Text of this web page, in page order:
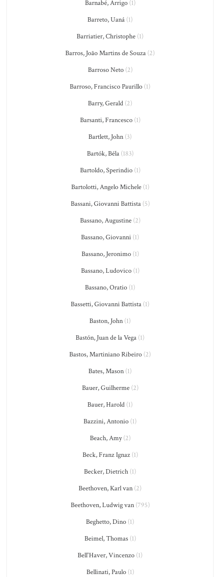
Barnabé, Arrigo(1)
Barreto, Uaná (1)
Barriatier, Christophe (1)
Barros, João Martins de Souza (2)
Barroso Neto(2)
Barroso, Francisco Paurillo (1)
Barry, Gerald (2)
Barsanti, Francesco(1)
Bartlett, John (3)
Bartók, Béla(183)
Bartoldo, Sperindio(1)
Bartolotti, Angelo Michele(1)
Bassani, Giovanni Battista(5)
Bassano, Augustine(2)
Bassano, Giovanni (1)
Bassano, Jeronimo(1)
Bassano, Ludovico(1)
Bassano, Oratio (1)
Bassetti, Giovanni Battista (1)
Baston, John (1)
Bastón, Juan de la Vega (1)
Bastos, Martiniano Ribeiro (2)
Bates, Mason (1)
Bauer, Guilherme(2)
Bauer, Harold (1)
Bazzini, Antonio (1)
Beach, Amy(2)
Beck, Franz Ignaz(1)
Becker, Dietrich (1)
Beethoven, Karl van (2)
Beethoven, Ludwig van(795)
Beghetto, Dino (1)
Beimel, Thomas(1)
Bell'Haver, Vincenzo (1)
Bellinati, Paulo(1)